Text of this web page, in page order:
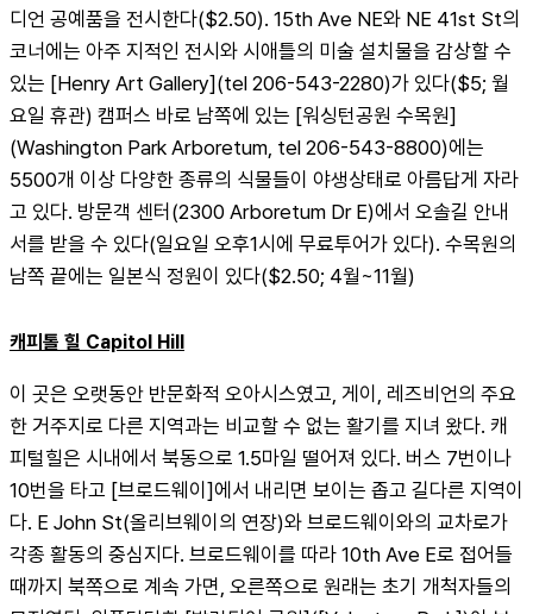
디언 공예품을 전시한다($2.50). 15th Ave NE와 NE 41st St의
코너에는 아주 지적인 전시와 시애틀의 미술 설치물을 감상할 수
있는 [Henry Art Gallery](tel 206-543-2280)가 있다($5; 월
요일 휴관) 캠퍼스 바로 남쪽에 있는 [워싱턴공원 수목원]
(Washington Park Arboretum, tel 206-543-8800)에는
5500개 이상 다양한 종류의 식물들이 야생상태로 아름답게 자라
고 있다. 방문객 센터(2300 Arboretum Dr E)에서 오솔길 안내
서를 받을 수 있다(일요일 오후1시에 무료투어가 있다). 수목원의
남쪽 끝에는 일본식 정원이 있다($2.50; 4월~11월)
캐피톨 힐 Capitol Hill
이 곳은 오랫동안 반문화적 오아시스였고, 게이, 레즈비언의 주요
한 거주지로 다른 지역과는 비교할 수 없는 활기를 지녀 왔다. 캐
피털힐은 시내에서 북동으로 1.5마일 떨어져 있다. 버스 7번이나
10번을 타고 [브로드웨이]에서 내리면 보이는 좁고 길다른 지역이
다. E John St(올리브웨이의 연장)와 브로드웨이와의 교차로가
각종 활동의 중심지다. 브로드웨이를 따라 10th Ave E로 접어들
때까지 북쪽으로 계속 가면, 오른쪽으로 원래는 초기 개척자들의